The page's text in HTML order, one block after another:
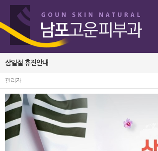
삼일절 휴진안내
관리자